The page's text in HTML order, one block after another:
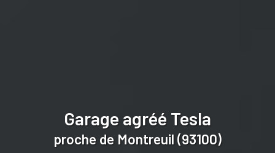
Garage agréé Tesla
proche de Montreuil (93100)